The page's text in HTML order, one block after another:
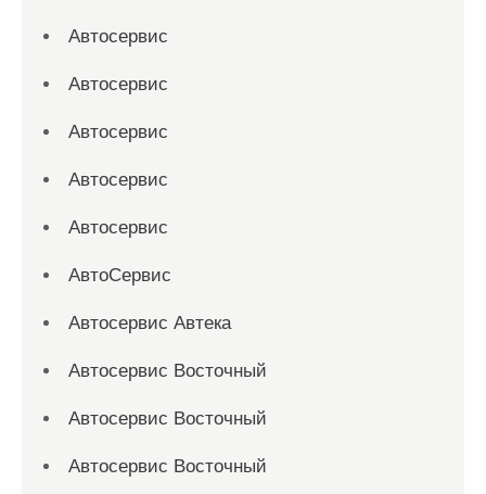
Автосервис
Автосервис
Автосервис
Автосервис
Автосервис
АвтоСервис
Автосервис Автека
Автосервис Восточный
Автосервис Восточный
Автосервис Восточный